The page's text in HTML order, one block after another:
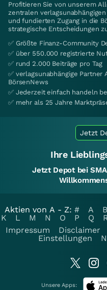
Profitieren Sie von unserem
zentralen
und fundierten Zugang in die
strategische Entscheidungen
✅ Größte Finanz-Community
✅ über 550.000 registrierte
✅ rund 2.000 Beiträge pro Tag
✅ verlagsunabhängige Partner
BörsenNews
✅ Jederzeit einfach handeln
✅ mehr als 25 Jahre
Jetzt
Ihre
Jetzt Depot bei
Aktien von A - Z: # A B
K
L M N O P Q
Impressum
Disclaimer
Einstellungen
Unsere Apps: